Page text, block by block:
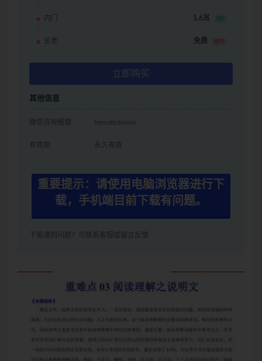
内门 1.6耳 8折
长老 免费 推荐
立即购买
其他信息
微信咨询报错 benottoknow
有效期 永久有效
重要提示：请使用电脑浏览器进行下
载，手机端目前下载有问题。
下载遇到问题？可联系客服或留言反馈